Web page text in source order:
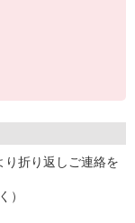
り折り返しご連絡を
）